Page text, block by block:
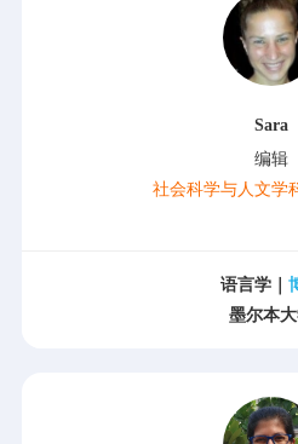
Sara
编辑
社会科学与人文学
语言学｜
墨尔本